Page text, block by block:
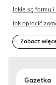
Jakie są formy
Jak opłacić
Zobacz
Gazetka